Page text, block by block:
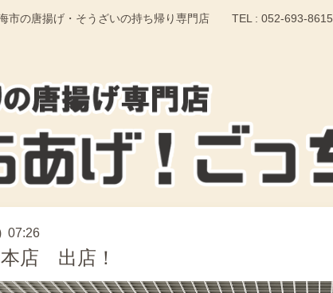
市の唐揚げ・そうざいの持ち帰り専門店 TEL : 052-693-8615
07:26
店 出店！